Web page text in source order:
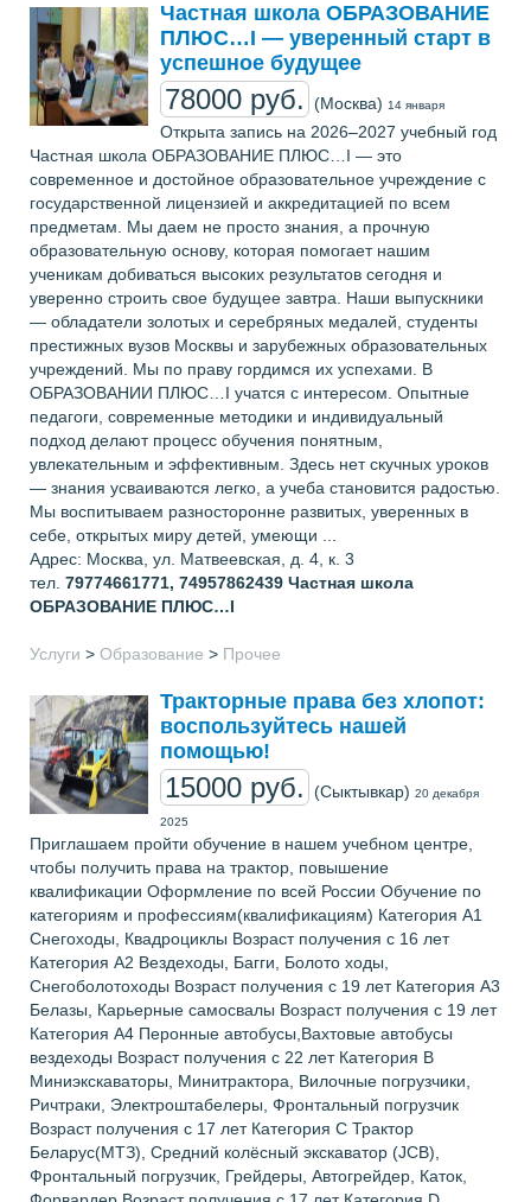
Частная школа ОБРАЗОВАНИЕ
ПЛЮС…I — уверенный старт в
успешное будущее
78000 руб. (Москва) 14 января
Открыта запись на 2026–2027 учебный год
Частная школа ОБРАЗОВАНИЕ ПЛЮС…I — это
современное и достойное образовательное учреждение с
государственной лицензией и аккредитацией по всем
предметам. Мы даем не просто знания, а прочную
образовательную основу, которая помогает нашим
ученикам добиваться высоких результатов сегодня и
уверенно строить свое будущее завтра. Наши выпускники
— обладатели золотых и серебряных медалей, студенты
престижных вузов Москвы и зарубежных образовательных
учреждений. Мы по праву гордимся их успехами. В
ОБРАЗОВАНИИ ПЛЮС…I учатся с интересом. Опытные
педагоги, современные методики и индивидуальный
подход делают процесс обучения понятным,
увлекательным и эффективным. Здесь нет скучных уроков
— знания усваиваются легко, а учеба становится радостью.
Мы воспитываем разносторонне развитых, уверенных в
себе, открытых миру детей, умеющи ...
Адрес: Москва, ул. Матвеевская, д. 4, к. 3
тел. 79774661771, 74957862439 Частная школа
ОБРАЗОВАНИЕ ПЛЮС…I
Услуги > Образование > Прочее
Тракторные права без хлопот:
воспользуйтесь нашей
помощью!
15000 руб. (Сыктывкар) 20 декабря
2025
Приглашаем пройти обучение в нашем учебном центре,
чтобы получить права на трактор, повышение
квалификации Оформление по всей России Обучение по
категориям и профессиям(квалификациям) Категория А1
Снегоходы, Квадроциклы Возраст получения с 16 лет
Категория А2 Вездеходы, Багги, Болото ходы,
Снегоболотоходы Возраст получения с 19 лет Категория А3
Белазы, Карьерные самосвалы Возраст получения с 19 лет
Категория А4 Перонные автобусы,Вахтовые автобусы
вездеходы Возраст получения с 22 лет Категория В
Миниэкскаваторы, Минитрактора, Вилочные погрузчики,
Ричтраки, Электроштабелеры, Фронтальный погрузчик
Возраст получения с 17 лет Категория С Трактор
Беларус(МТЗ), Средний колёсный экскаватор (JCB),
Фронтальный погрузчик, Грейдеры, Автогрейдер, Каток,